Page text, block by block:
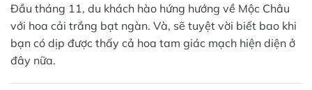
Đầu tháng 11, du khách hào hứng hướng về Mộc Châu
với hoa cải trắng bạt ngàn. Và, sẽ tuyệt vời biết bao khi
bạn có dịp được thấy cả hoa tam giác mạch hiện diện ở
đây nữa.